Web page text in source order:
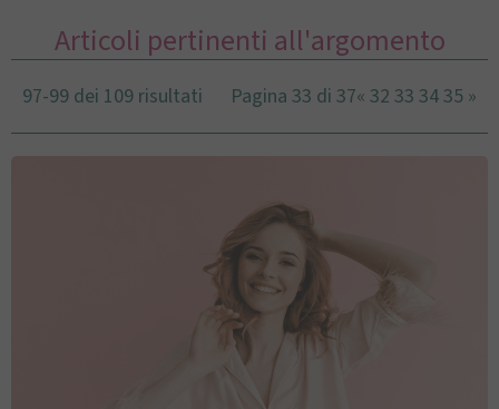
Articoli pertinenti all'argomento
97-99 dei 109 risultati Pagina 33 di 37« 32 33 3435 »